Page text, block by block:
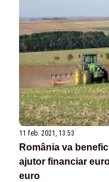
11 feb. 2021, 13:53
România va
ajutor financiar
euro